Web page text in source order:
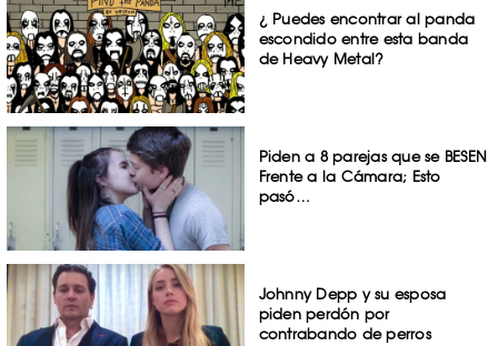
¿ Puedes encontrar al panda
escondido entre esta banda
de Heavy Metal?
Piden a 8 parejas que se BESEN
Frente a la Cámara; Esto
pasó…
Johnny Depp y su esposa
piden perdón por
contrabando de perros